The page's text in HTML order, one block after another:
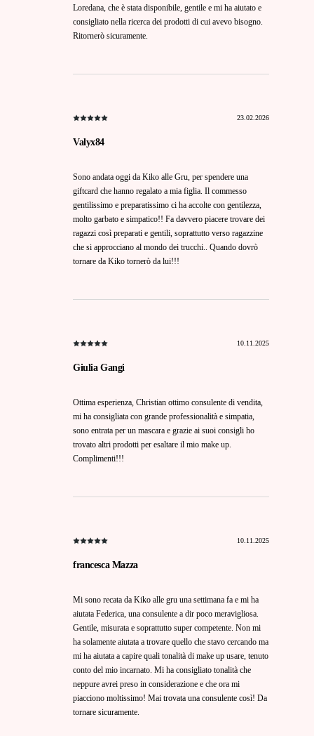
Loredana, che è stata disponibile, gentile e mi ha aiutato e
consigliato nella ricerca dei prodotti di cui avevo bisogno.
Ritornerò sicuramente.
23.02.2026
Valyx84
Sono andata oggi da Kiko alle Gru, per spendere una
giftcard che hanno regalato a mia figlia. Il commesso
gentilissimo e preparatissimo ci ha accolte con gentilezza,
molto garbato e simpatico!! Fa davvero piacere trovare dei
ragazzi così preparati e gentili, soprattutto verso ragazzine
che si approcciano al mondo dei trucchi.. Quando dovrò
tornare da Kiko tornerò da lui!!!
10.11.2025
Giulia Gangi
Ottima esperienza, Christian ottimo consulente di vendita,
mi ha consigliata con grande professionalità e simpatia,
sono entrata per un mascara e grazie ai suoi consigli ho
trovato altri prodotti per esaltare il mio make up.
Complimenti!!!
10.11.2025
francesca Mazza
Mi sono recata da Kiko alle gru una settimana fa e mi ha
aiutata Federica, una consulente a dir poco meravigliosa.
Gentile, misurata e soprattutto super competente. Non mi
ha solamente aiutata a trovare quello che stavo cercando ma
mi ha aiutata a capire quali tonalità di make up usare, tenuto
conto del mio incarnato. Mi ha consigliato tonalità che
neppure avrei preso in considerazione e che ora mi
piacciono moltissimo! Mai trovata una consulente così! Da
tornare sicuramente.